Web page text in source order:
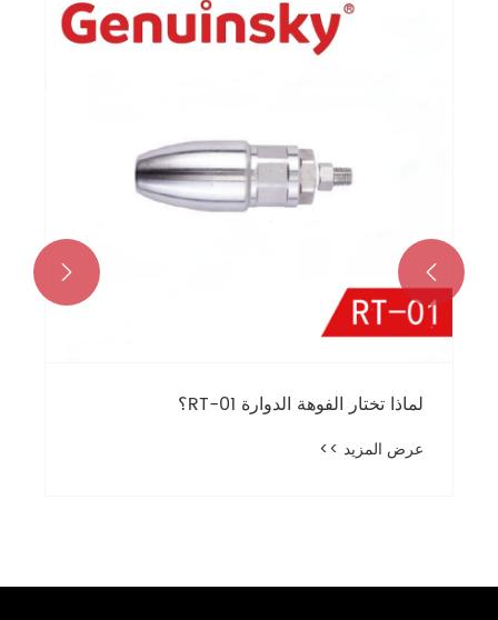
لماذا تختار الفوهة الدوارة RT-01؟
عرض المزيد >>

